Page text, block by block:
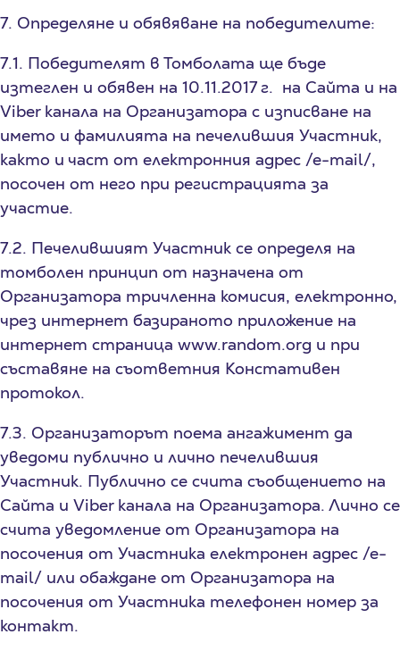
7. Определяне и обявяване на победителите:
7.1. Победителят в Томболата ще бъде
изтеглен и обявен на 10.11.2017 г. на Сайта и на
Viber канала на Организатора с изписване на
името и фамилията на печелившия Участник,
както и част от електронния адрес /е-mail/,
посочен от него при регистрацията за
участие.
7.2. Печелившият Участник се определя на
томболен принцип от назначена от
Организатора тричленна комисия, електронно,
чрез интернет базираното приложение на
интернет страница www.random.org и при
съставяне на съответния Констативен
протокол.
7.3. Организаторът поема ангажимент да
уведоми публично и лично печелившия
Участник. Публично се счита съобщението на
Сайта и Viber канала на Организатора. Лично се
счита уведомление от Организатора на
посочения от Участника електронен адрес /е-
mail/ или обаждане от Организатора на
посочения от Участника телефонен номер за
контакт.